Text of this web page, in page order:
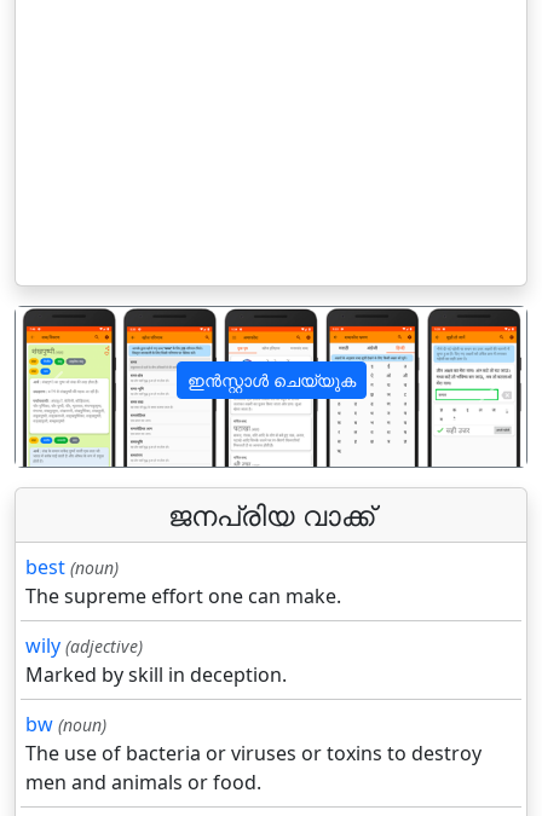
ഇൻസ്റ്റാൾ ചെയ്യുക
पिछला अगला
ജനപ്രിയ വാക്ക്
best (noun)
The supreme effort one can make.
wily (adjective)
Marked by skill in deception.
bw (noun)
The use of bacteria or viruses or toxins to destroy
men and animals or food.